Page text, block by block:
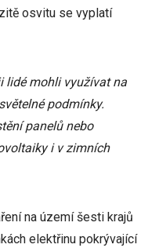
osvitu se vyplatí
lidé mohli využívat na
podmínky.
panelů nebo
i v zimních
na území šesti krajů
elektřinu pokrývající